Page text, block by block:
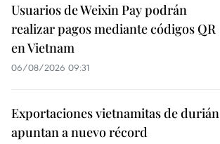
Usuarios de Weixin Pay podrán
realizar pagos mediante códigos QR
en Vietnam
06/08/2026 09:31
Exportaciones vietnamitas de durián
apuntan a nuevo récord